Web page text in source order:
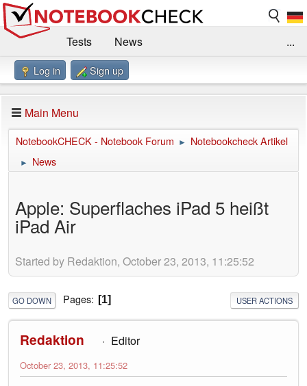
Tests
News
Benchmarks / Technik
Forum
Impressum
...
Log in Sign up
Main Menu
NotebookCHECK - Notebook Forum ► Notebookcheck Artikel
► News
Apple: Superflaches iPad 5 heißt
iPad Air
Started by Redaktion, October 23, 2013, 11:25:52
GO DOWN Pages 1 USER ACTIONS
Redaktion Editor
October 23, 2013, 11:25:52